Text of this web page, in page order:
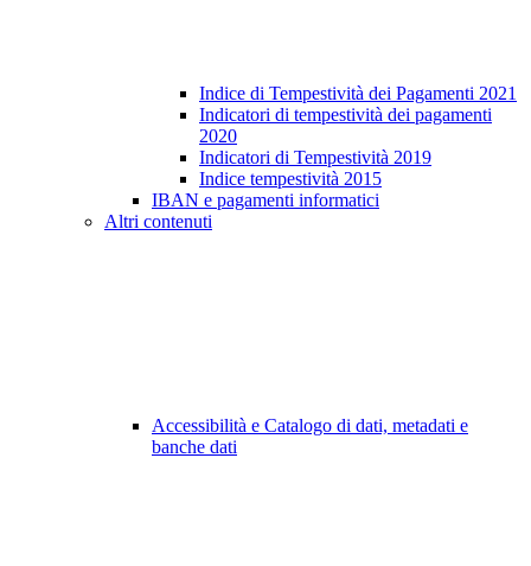
Indice di Tempestività dei Pagamenti 2021
Indicatori di tempestività dei pagamenti
2020
Indicatori di Tempestività 2019
Indice tempestività 2015
IBAN e pagamenti informatici
Altri contenuti
Accessibilità e Catalogo di dati, metadati e
banche dati